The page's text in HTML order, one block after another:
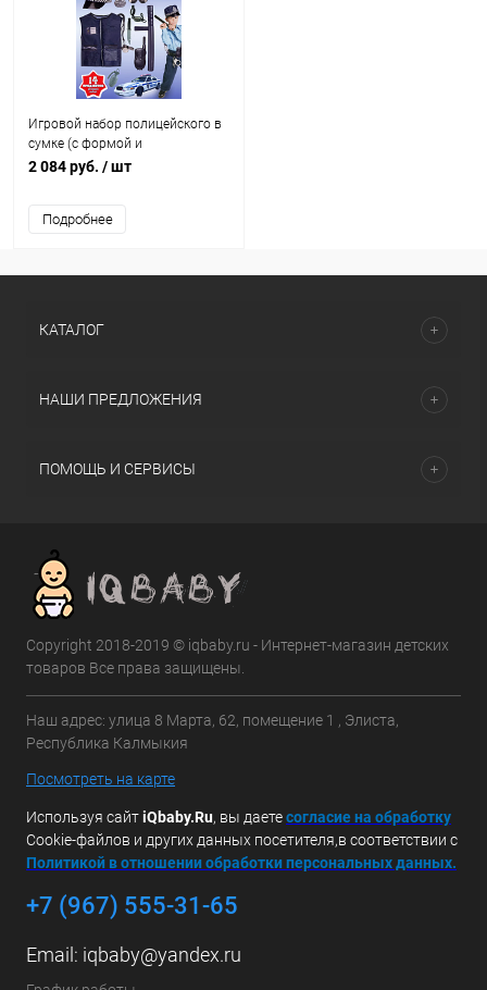
Игровой набор полицейского в
сумке (с формой и
аксессуарами)
2 084 руб. / шт
Подробнее
КАТАЛОГ
НАШИ ПРЕДЛОЖЕНИЯ
ПОМОЩЬ И СЕРВИСЫ
Copyright 2018-2019 © iqbaby.ru - Интернет-магазин детских
товаров Все права защищены.
Наш адрес: улица 8 Марта, 62, помещение 1 , Элиста,
Республика Калмыкия
Посмотреть на карте
Используя сайтiQbaby.Ru, вы даетесогласие на обработку
Cookie-файлов и других данных посетителя,в соответствии с
Политикой в отношении обработки персональных данных.
+7 (967) 555-31-65
Email: iqbaby@yandex.ru